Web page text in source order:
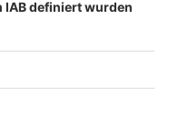
Impressum